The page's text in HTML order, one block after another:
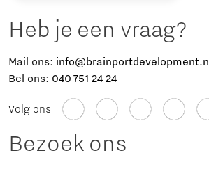
Heb je een vraag?
Mail ons: info@brainportdevelopment.nl
Bel ons: 040 751 24 24
Volg ons
Bezoek ons